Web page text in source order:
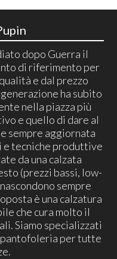
dopo Guerra il
di riferimento per
e dal prezzo
ha subito
nella piazza più
e quello di dare al
sempre aggiornata
e tecniche produttive
da una calzata
(prezzi bassi, low-
sempre
è una calzatura
che cura molto il
Siamo specializzati
per tutte